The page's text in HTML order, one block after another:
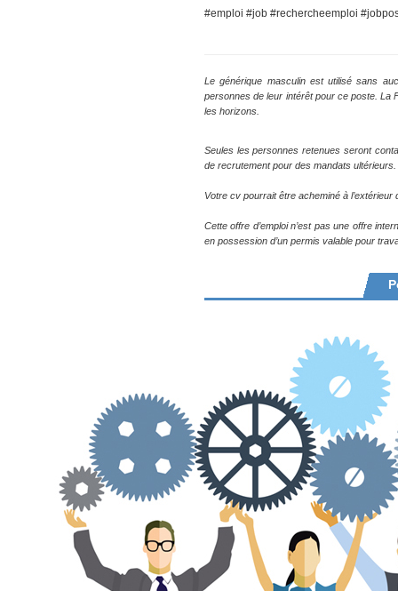
#emploi #job #rechercheemploi
Le générique masculin est utilisé sans
personnes de leur intérêt pour ce poste. La
les horizons.
Seules les personnes retenues seront
de recrutement pour des mandats ultérieurs.
Votre cv pourrait être acheminé à l’extérieur
Cette offre d’emploi n’est pas une offre
en possession d’un permis valable pour